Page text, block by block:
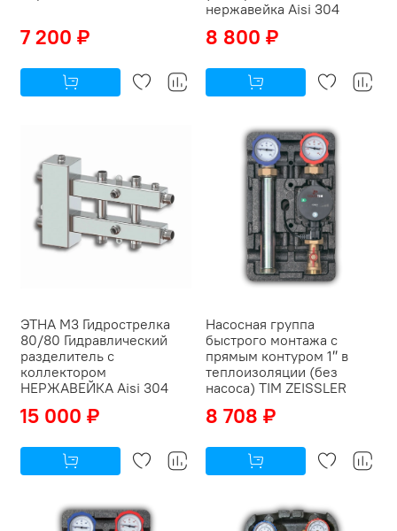
7 200 ₽
нержавейка Aisi 304
8 800 ₽
ЭТНА М3 Гидрострелка
80/80 Гидравлический
разделитель с
коллектором
НЕРЖАВЕЙКА Aisi 304
15 000 ₽
Насосная группа
быстрого монтажа с
прямым контуром 1″ в
теплоизоляции (без
насоса) TIM ZEISSLER
8 708 ₽